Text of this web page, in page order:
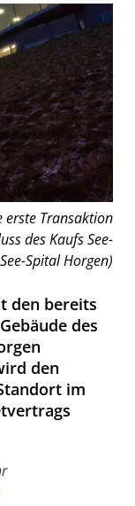
erste Transaktion
des Kaufs See-
Spital Horgen)
den bereits
des
den
im